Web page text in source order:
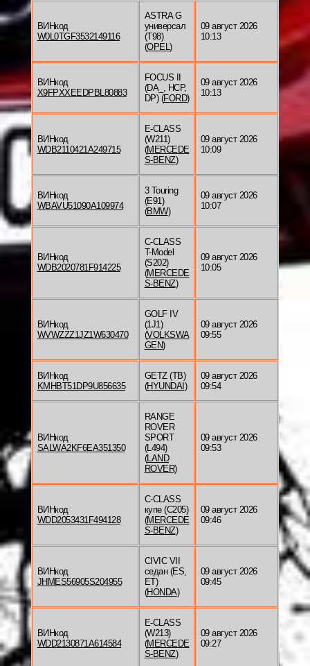
ВИНкод
W0L0TGF3532149116
ASTRA G
универсал
(T98)
(OPEL)
09 август 2026
10:13
ВИНкод
X9FPXXEEDPBL80883
FOCUS II
(DA_, HCP,
DP) (FORD)
09 август 2026
10:13
ВИНкод
WDB2110421A249715
E-CLASS
(W211)
(MERCEDE
S-BENZ)
09 август 2026
10:09
ВИНкод
WBAVU51090A109974
3 Touring
(E91)
(BMW)
09 август 2026
10:07
ВИНкод
WDB2020781F914225
C-CLASS
T-Model
(S202)
(MERCEDE
S-BENZ)
09 август 2026
10:05
ВИНкод
WVWZZZ1JZ1W630470
GOLF IV
(1J1)
(VOLKSWA
GEN)
09 август 2026
09:55
ВИНкод
KMHBT51DP9U856635
GETZ (TB)
(HYUNDAI )
09 август 2026
09:54
ВИНкод
SALWA2KF6EA351350
RANGE
ROVER
SPORT
(L494)
(LAND
ROVER)
09 август 2026
09:53
ВИНкод
WDD2053431F494128
C-CLASS
купе (C205)
(MERCEDE
S-BENZ)
09 август 2026
09:46
ВИНкод
JHMES56905S204955
CIVIC VII
седан (ES,
ET)
(HONDA)
09 август 2026
09:45
ВИНкод
WDD2130871A614584
E-CLASS
(W213)
(MERCEDE
S-BENZ)
09 август 2026
09:27